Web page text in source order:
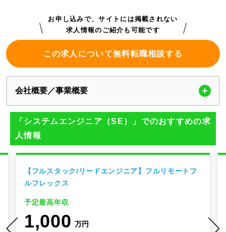
お申し込みで、サイトには掲載されない
求人情報のご紹介も可能です
この求人について無料転職相談する
会社概要／事業概要
「システムエンジニア（SE）」でのおすすめの求
人情報
【フルスタック/リードエンジニア】フルリモートフ
ルフレックス
予定最高年収
1,000 万円